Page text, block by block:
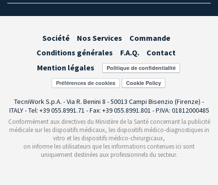
Société Nos Services
Commande
Conditions générales
F.A.Q.
Contact
Mention légales
Préférences de cookies
TecniWork S.p.A. - Via R. Benini 8 - 50013 Campi Bisenzio (Firenze) -
ITALY - Tel: +39 055.8991.71 - Fax: +39 055.8991.801 - P.IVA: 01812000485
Conformément aux directives du Ministère de la Santé concernant la publicité
médicale sur les dispositifs médicaux, les dispositifs médico-diagnostiques in
vitro et les dispositifs médico-chirurgicaux,
on informe les utilisateurs que les informations contenues ici sont
uniquement destinées aux professionnels du secteur.